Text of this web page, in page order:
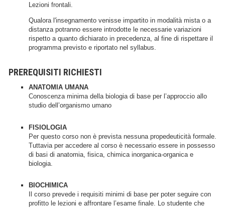
Lezioni frontali.
Qualora l'insegnamento venisse impartito in modalità mista o a
distanza potranno essere introdotte le necessarie variazioni
rispetto a quanto dichiarato in precedenza, al fine di rispettare il
programma previsto e riportato nel syllabus.
PREREQUISITI RICHIESTI
ANATOMIA UMANA
Conoscenza minima della biologia di base per l’approccio allo
studio dell’organismo umano
FISIOLOGIA
Per questo corso non è prevista nessuna propedeuticità formale.
Tuttavia per accedere al corso è necessario essere in possesso
di basi di anatomia, fisica, chimica inorganica-organica e
biologia.
BIOCHIMICA
Il corso prevede i requisiti minimi di base per poter seguire con
profitto le lezioni e affrontare l’esame finale. Lo studente che